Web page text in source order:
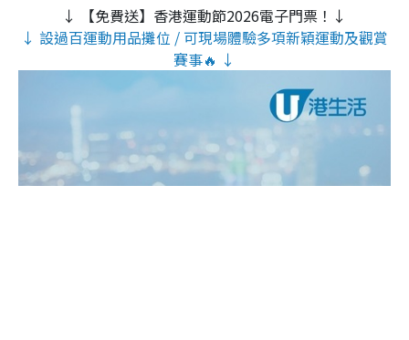
↓ 【免費送】香港運動節2026電子門票！↓
↓ 設過百運動用品攤位 / 可現場體驗多項新穎運動及觀賞
賽事🔥 ↓